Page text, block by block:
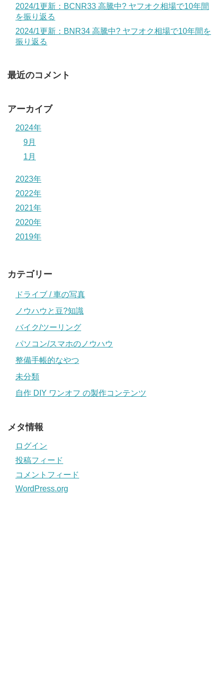
2024/1更新：BCNR33 高騰中? ヤフオク相場で10年間
を振り返る
2024/1更新：BNR34 高騰中? ヤフオク相場で10年間を
振り返る
最近のコメント
アーカイブ
2024年
9月
1月
2023年
2022年
2021年
2020年
2019年
カテゴリー
ドライブ / 車の写真
ノウハウと豆?知識
バイク/ツーリング
パソコン/スマホのノウハウ
整備手帳的なやつ
未分類
自作 DIY ワンオフ の製作コンテンツ
メタ情報
ログイン
投稿フィード
コメントフィード
WordPress.org